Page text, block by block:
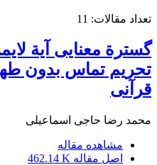
تعداد مقالات: 11
گسترة معنایی آیة
تحریم تماس بدون
قرآنی
محمد رضا حاجی اسماعیلی
مشاهده مقاله
اصل مقاله 462.14 K